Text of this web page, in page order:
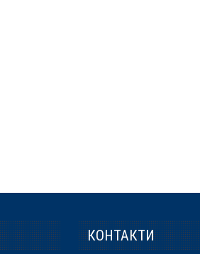
КОНТАКТИ